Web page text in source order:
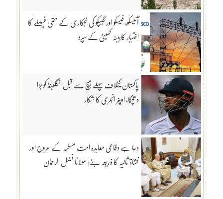
آئیسکو، فیسکو اور گیپکو کی نجکاری کے حتمی فیصلے کا
اختیار کابینہ کمیٹی کے سپرد
پاکستان کیخلاف پہلے میچ سے قبل انگلینڈ کو بڑا
دھچکا، اوپنر انجری کا شکار
دعا ہے دفاعی معاہدہ امت مسلمہ کے عروج اور
نشاۃِ ثانیہ کا ذریعہ بنے: مولانا فضل الرحمان